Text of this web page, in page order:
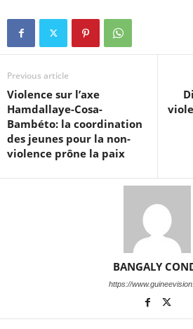
Previous article
Violence sur l’axe
Hamdallaye-Cosa-
Bambéto: la coordination
des jeunes pour la non-
violence prône la paix
BANGALY
https://